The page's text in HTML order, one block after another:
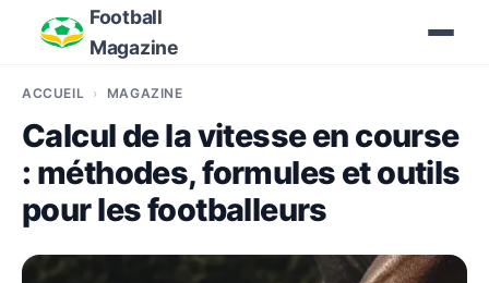
Football
Magazine
ACCUEIL MAGAZINE
Calcul de la vitesse en course
: méthodes, formules et outils
pour les footballeurs